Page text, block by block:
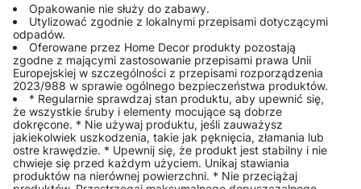
Opakowanie nie służy do zabawy.
Utylizować zgodnie z lokalnymi przepisami dotyczącymi
odpadów.
Oferowane przez Home Decor produkty pozostają
zgodne z mającymi zastosowanie przepisami prawa Unii
Europejskiej w szczególności z przepisami rozporządzenia
2023/988 w sprawie ogólnego bezpieczeństwa produktów.
* Regularnie sprawdzaj stan produktu, aby upewnić się,
że wszystkie śruby i elementy mocujące są dobrze
dokręcone. * Nie używaj produktu, jeśli zauważysz
jakiekolwiek uszkodzenia, takie jak pęknięcia, złamania lub
ostre krawędzie. * Upewnij się, że produkt jest stabilny i nie
chwieje się przed każdym użyciem. Unikaj stawiania
produktów na nierównej powierzchni. * Nie przeciążaj